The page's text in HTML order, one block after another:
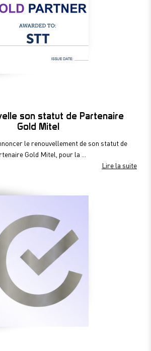
son statut de Partenaire
Gold Mitel
le renouvellement de son statut de
Gold Mitel, pour la ...
Lire la suite